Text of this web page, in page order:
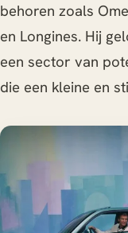
behoren zoals
en Longines. Hij
een sector van
die een kleine en